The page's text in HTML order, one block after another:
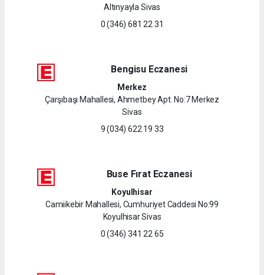
Altınyayla Sivas
0 (346) 681 22 31
Bengisu Eczanesi
Merkez
Çarşıbaşı Mahallesi, Ahmetbey Apt. No:7 Merkez
Sivas
9 (034) 622 19 33
Buse Fırat Eczanesi
Koyulhisar
Camiikebir Mahallesi, Cumhuriyet Caddesi No:99
Koyulhisar Sivas
0 (346) 341 22 65